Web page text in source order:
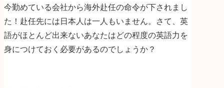
今勤めている会社から海外赴任の命令が下されまし
た！赴任先には日本人は一人もいません。さて、英
語がほとんど出来ないあなたはどの程度の英語力を
身につけておく必要があるのでしょうか？